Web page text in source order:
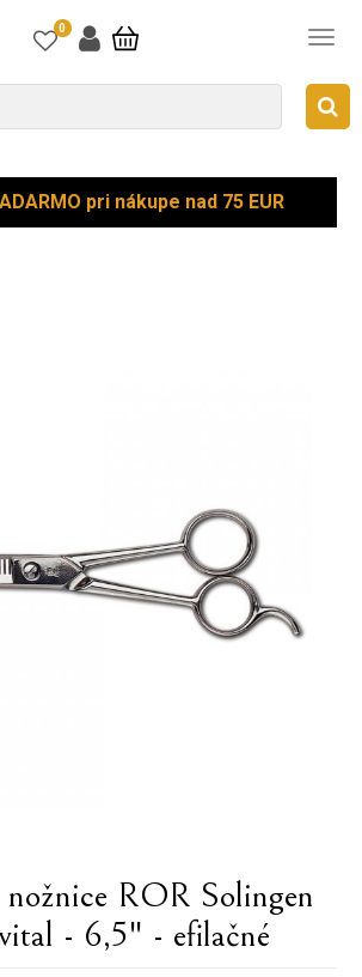
0
pri nákupe nad 75 EUR
nožnice ROR Solingen
- 6,5" - efilačné